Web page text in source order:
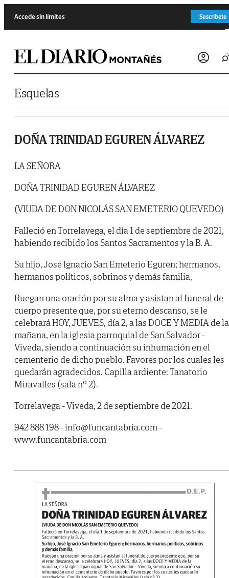
Accede sin límites Suscríbete
Esquelas
DOÑA TRINIDAD EGUREN ÁLVAREZ
LA SEÑORA
DOÑA TRINIDAD EGUREN ÁLVAREZ
(VIUDA DE DON NICOLÁS SAN EMETERIO QUEVEDO)
Falleció en Torrelavega, el día 1 de septiembre de 2021,
habiendo recibido los Santos Sacramentos y la B. A.
Su hijo, José Ignacio San Emeterio Eguren; hermanos,
hermanos políticos, sobrinos y demás familia,
Ruegan una oración por su alma y asistan al funeral de
cuerpo presente que, por su eterno descanso, se le
celebrará HOY, JUEVES, día 2, a las DOCE Y MEDIA de la
mañana, en la iglesia parroquial de San Salvador -
Viveda, siendo a continuación su inhumación en el
cementerio de dicho pueblo. Favores por los cuales les
quedarán agradecidos. Capilla ardiente: Tanatorio
Miravalles (sala nº 2).
Torrelavega - Viveda, 2 de septiembre de 2021.
942 888 198 - info@funcantabria.com -
www.funcantabria.com